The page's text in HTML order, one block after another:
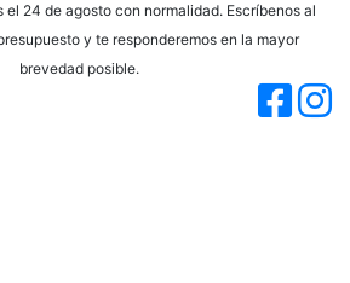
24 de agosto con normalidad. Escríbenos al
y te responderemos en la mayor
brevedad posible.